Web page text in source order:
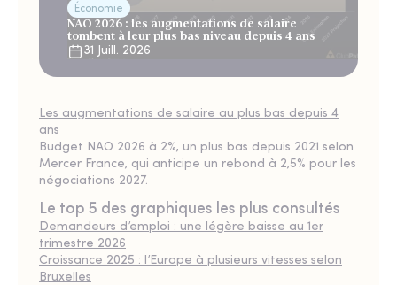
Économie
NAO 2026 : les augmentations de salaire
tombent à leur plus bas niveau depuis 4 ans
31 Juill. 2026
Les augmentations de salaire au plus bas depuis 4
ans
Budget NAO 2026 à 2%, un plus bas depuis 2021 selon
Mercer France, qui anticipe un rebond à 2,5% pour les
négociations 2027.
Le top 5 des graphiques les plus consultés
Demandeurs d’emploi : une légère baisse au 1er
trimestre 2026
Croissance 2025 : l’Europe à plusieurs vitesses selon
Bruxelles